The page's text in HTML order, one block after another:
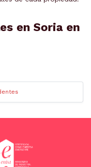
en Soria en